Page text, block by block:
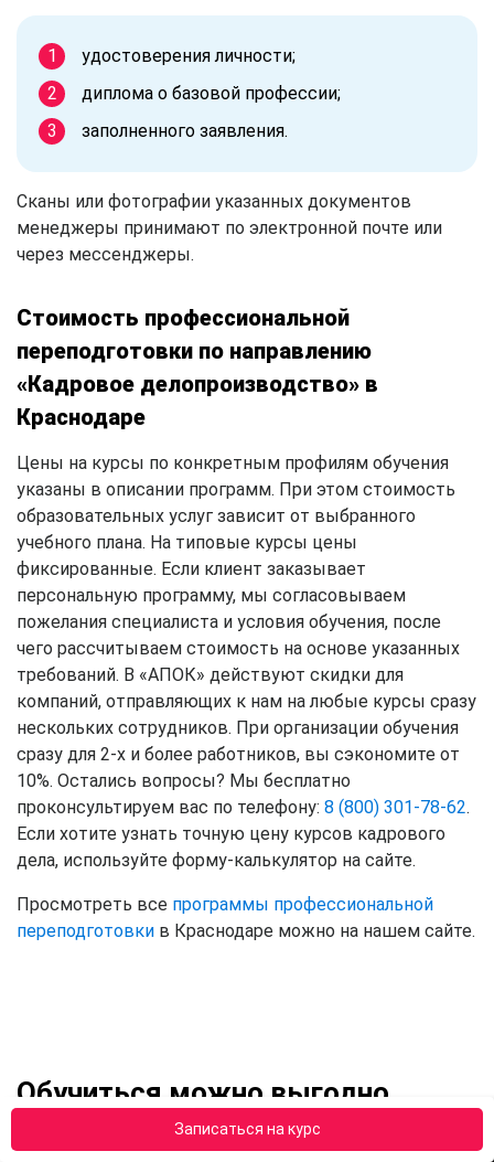
Записаться на курс
удостоверения личности;
диплома о базовой профессии;
заполненного заявления.
Сканы или фотографии указанных документов
менеджеры принимают по электронной почте или
через мессенджеры.
Стоимость профессиональной
переподготовки по направлению
«Кадровое делопроизводство» в
Краснодаре
Цены на курсы по конкретным профилям обучения
указаны в описании программ. При этом стоимость
образовательных услуг зависит от выбранного
учебного плана. На типовые курсы цены
фиксированные. Если клиент заказывает
персональную программу, мы согласовываем
пожелания специалиста и условия обучения, после
чего рассчитываем стоимость на основе указанных
требований. В «АПОК» действуют скидки для
компаний, отправляющих к нам на любые курсы сразу
нескольких сотрудников. При организации обучения
сразу для 2-х и более работников, вы сэкономите от
10%. Остались вопросы? Мы бесплатно
проконсультируем вас по телефону: 8 (800) 301-78-62.
Если хотите узнать точную цену курсов кадрового
дела, используйте форму-калькулятор на сайте.
Просмотреть все программы профессиональной
переподготовки в Краснодаре можно на нашем сайте.
Обучиться можно выгодно